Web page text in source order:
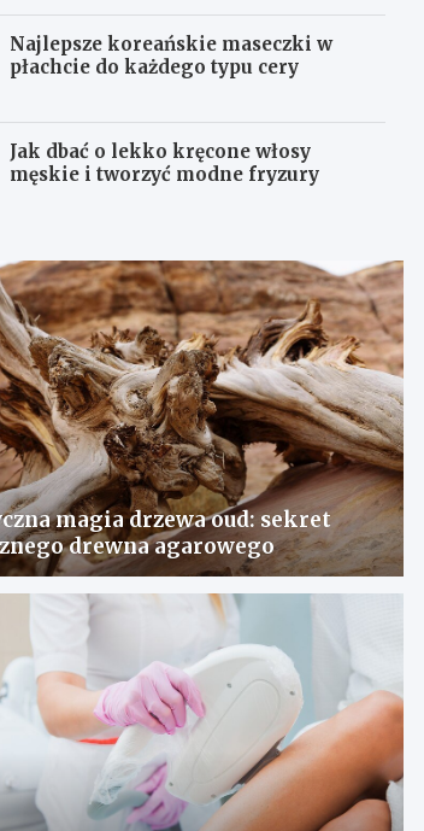
Najlepsze koreańskie maseczki w
płachcie do każdego typu cery
Jak dbać o lekko kręcone włosy
męskie i tworzyć modne fryzury
magia drzewa oud: sekret
drewna agarowego